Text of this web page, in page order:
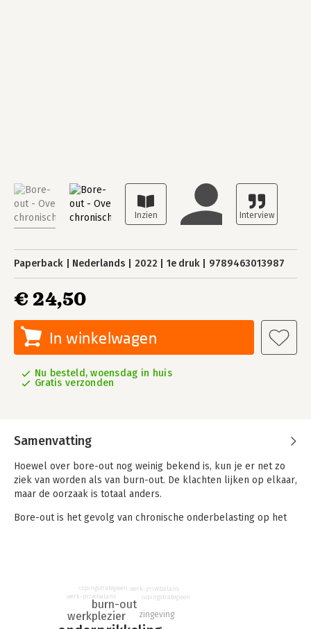
Paperback Nederlands 2022 1e druk 9789463013987
€ 24,50
In winkelwagen
Nu besteld, woensdag in huis
Gratis verzonden
Samenvatting
Hoewel over bore-out nog weinig bekend is, kun je er net zo
ziek van worden als van burn-out. De klachten lijken op elkaar,
maar de oorzaak is totaal anders.
Bore-out is het gevolg van chronische onderbelasting op het
In dit boek lees je over de oorzaken van bore-out en de
gevolgen. Ook lees je wat jij en je werkgever kunnen doen bij
een bore-out, of als je deze wilt voorkomen. De oorzaken
werkplezier
burn-out
zingeving
werk-privébalans
copingstrategieën werk-privébalans
copingstrategieën